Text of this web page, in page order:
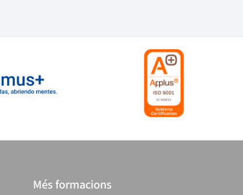
Més formacions